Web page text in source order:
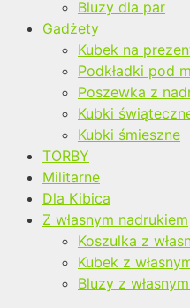
Bluzy dla par
Gadżety
Kubek na
Podkładki pod
Poszewka z
Kubki
Kubki śmieszne
TORBY
Militarne
Dla Kibica
Z własnym nadrukiem
Koszulka z
Kubek z
Bluzy z